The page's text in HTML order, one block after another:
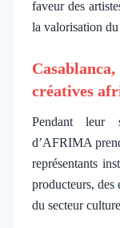
faveur des
la valorisation
créatives
Pendant leur
d’AFRIMA
représentants
producteurs, des
du secteur